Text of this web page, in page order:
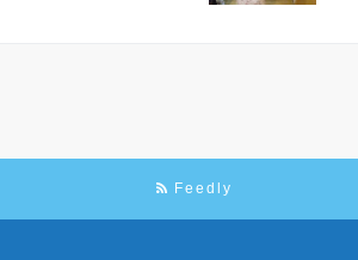
Feedly